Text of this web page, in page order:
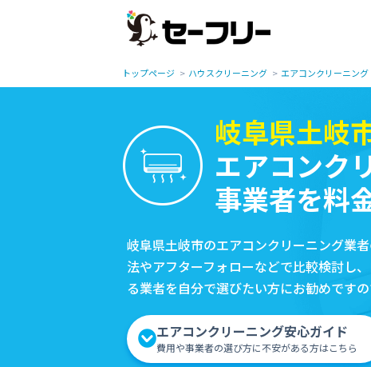
トップページ ハウスクリーニング エアコンクリーニング
岐阜県土岐
エアコンク
事業者を料
岐阜県土岐市のエアコンクリーニング業
法やアフターフォローなどで比較検討し
る業者を自分で選びたい方にお勧めです
エアコンクリーニング安心ガイド
費用や事業者の選び方に不安がある方はこちら